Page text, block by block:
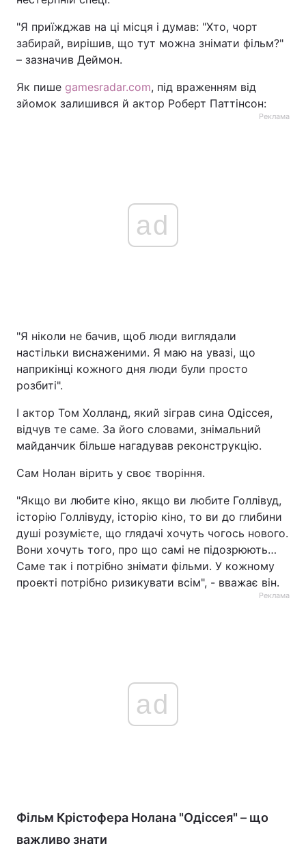
"Я приїжджав на ці місця і думав: "Хто, чорт
забирай, вирішив, що тут можна знімати фільм?"
– зазначив Деймон.
Як пише gamesradar.com, під враженням від
зйомок залишився й актор Роберт Паттінсон:
Реклама
ad
"Я ніколи не бачив, щоб люди виглядали
настільки виснаженими. Я маю на увазі, що
наприкінці кожного дня люди були просто
розбиті".
І актор Том Холланд, який зіграв сина Одіссея,
відчув те саме. За його словами, знімальний
майданчик більше нагадував реконструкцію.
Сам Нолан вірить у своє творіння.
"Якщо ви любите кіно, якщо ви любите Голлівуд,
історію Голлівуду, історію кіно, то ви до глибини
душі розумієте, що глядачі хочуть чогось нового.
Вони хочуть того, про що самі не підозрюють…
Саме так і потрібно знімати фільми. У кожному
проекті потрібно ризикувати всім", - вважає він.
Реклама
ad
Фільм Крістофера Нолана "Одіссея" – що
важливо знати